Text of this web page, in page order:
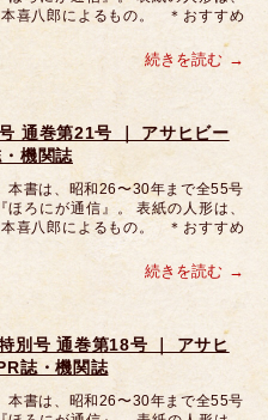
喜八郎によるもの。 ＊おすすめ
続きを読む
通巻第21号 ｜ アサヒビー
機関誌
本書は、昭和26〜30年まで全55号
ろにが通信』。 表紙の人形は、
喜八郎によるもの。 ＊おすすめ
続きを読む
別号 通巻第18号 ｜ アサヒ
誌・機関誌
本書は、昭和26〜30年まで全55号